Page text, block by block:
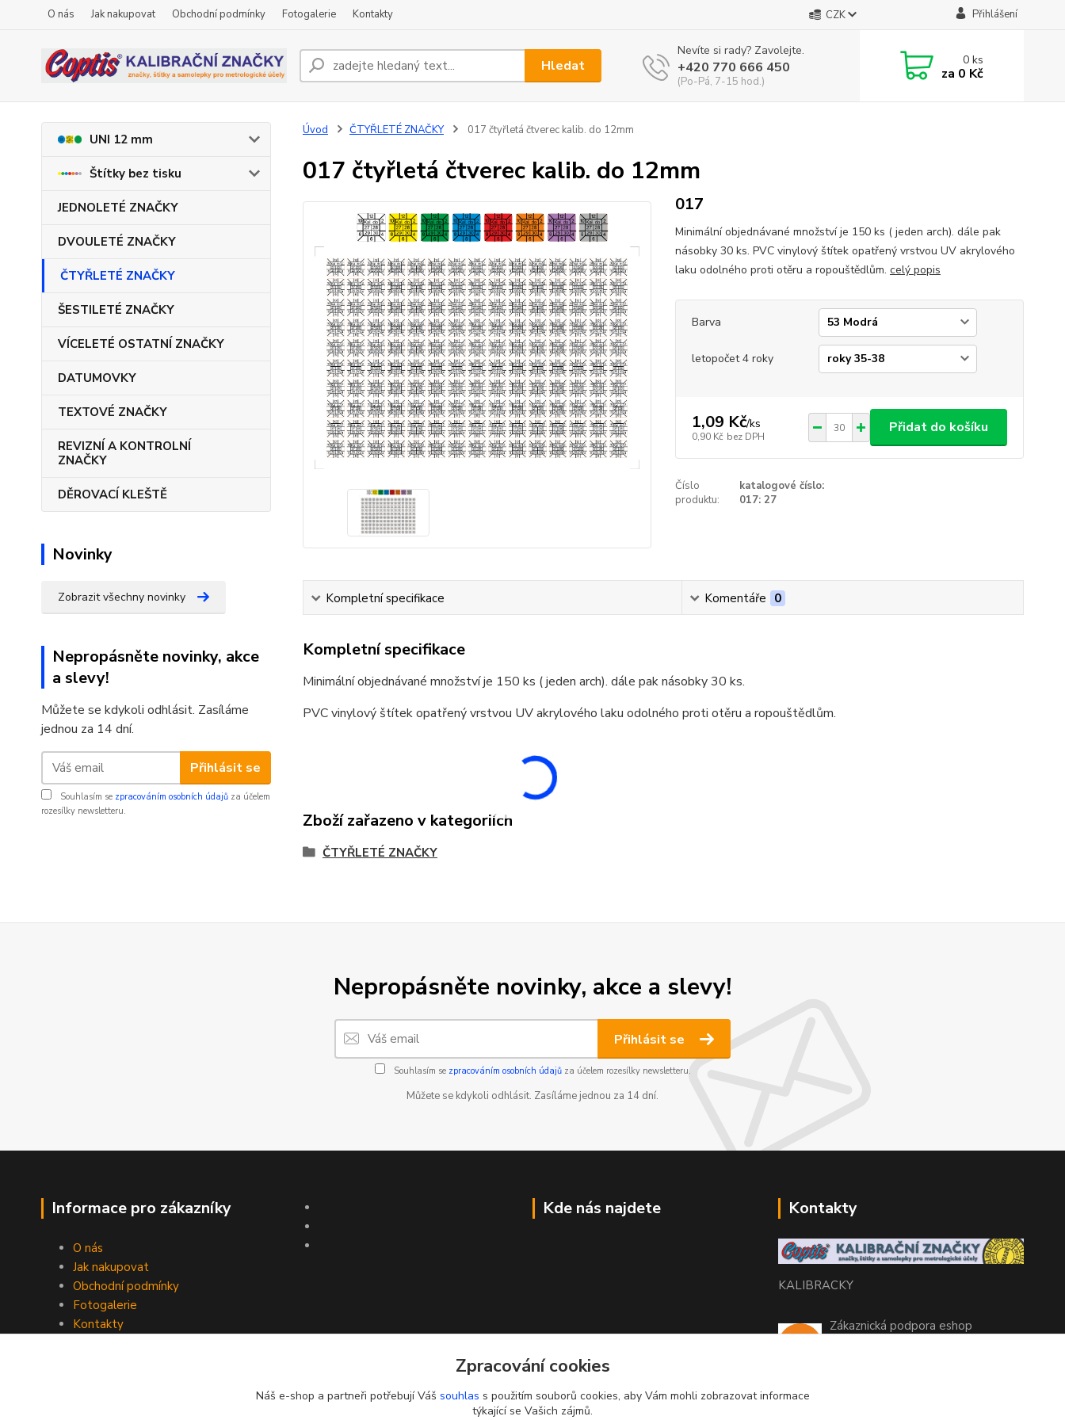
O nás Jak nakupovat Obchodní podmínky Fotogalerie Kontakty CZK Přihlášení
Hledat
Nevíte si rady? Zavolejte.
+420 770 666 450
(Po-Pá, 7-15 hod.)
0ks
za 0 Kč
UNI 12 mm
Štítky bez tisku
JEDNOLETÉ ZNAČKY
DVOULETÉ ZNAČKY
ČTYŘLETÉ ZNAČKY
ŠESTILETÉ ZNAČKY
VÍCELETÉ OSTATNÍ ZNAČKY
DATUMOVKY
TEXTOVÉ ZNAČKY
REVIZNÍ A KONTROLNÍ
ZNAČKY
DĚROVACÍ KLEŠTĚ
Novinky
Zobrazit všechny novinky
Nepropásněte novinky, akce
a slevy!
Můžete se kdykoli odhlásit. Zasíláme
jednou za 14 dní.
Přihlásit se
Souhlasím se zpracováním osobních údajů za účelem
rozesílky newsletteru.
Úvod ČTYŘLETÉ ZNAČKY 017 čtyřletá čtverec kalib. do 12mm
017 čtyřletá čtverec kalib. do 12mm
017
Minimální objednávané množství je 150 ks ( jeden arch). dále pak
násobky 30 ks. PVC vinylový štítek opatřený vrstvou UV akrylového
laku odolného proti otěru a ropouštědlům. celý popis
Barva
letopočet 4 roky
1,09 Kč/ks
0,90 Kč bez DPH
Přidat do košíku
Číslo
produktu:
katalogové číslo:
017: 27
Kompletní specifikace Komentáře 0
Kompletní specifikace
Minimální objednávané množství je 150 ks ( jeden arch). dále pak násobky 30 ks.
PVC vinylový štítek opatřený vrstvou UV akrylového laku odolného proti otěru a ropouštědlům.
Zboží zařazeno v kategoriích
ČTYŘLETÉ ZNAČKY
Nepropásněte novinky, akce a slevy!
Přihlásit se
Souhlasím se zpracováním osobních údajůza účelem rozesílky newsletteru.
Můžete se kdykoli odhlásit. Zasíláme jednou za 14 dní.
Informace pro zákazníky
O nás
Jak nakupovat
Obchodní podmínky
Fotogalerie
Kontakty
Kde nás najdete Kontakty
KALIBRACKY
Zákaznická podpora eshop
coptis@coptis.cz
Zpracování cookies
Náš e-shop a partneři potřebují Váš souhlas s použitím souborů cookies, aby Vám mohli zobrazovat informace
týkající se Vašich zájmů.